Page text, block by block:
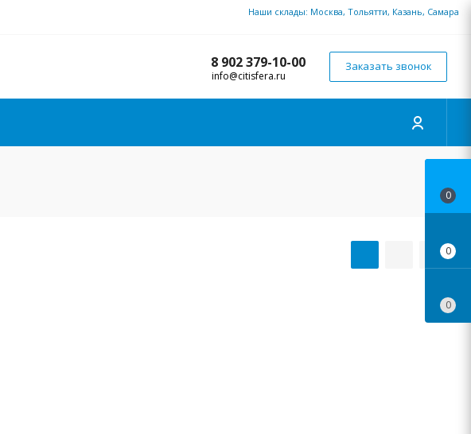
Наши склады: Москва, Тольятти, Казань, Самара
8 902 379-10-00
info@citisfera.ru
Заказать звонок
0
0
0